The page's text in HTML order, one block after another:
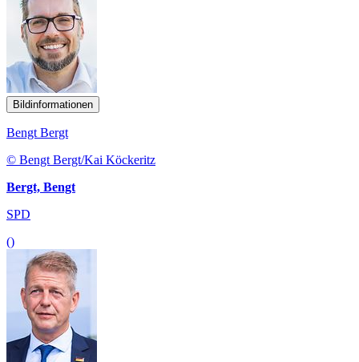
Bildinformationen
Bengt Bergt
© Bengt Bergt/Kai Köckeritz
Bergt, Bengt
SPD
()